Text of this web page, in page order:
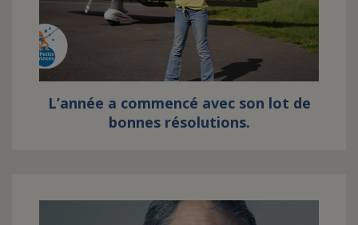
L’année a commencé avec son lot de
bonnes résolutions.